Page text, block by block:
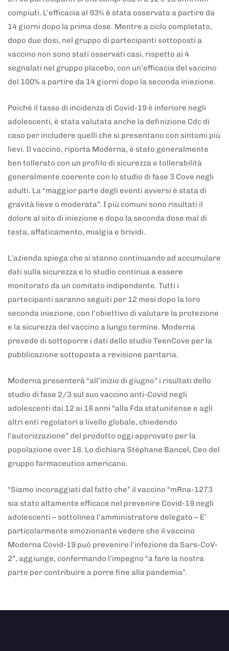
compiuti. L’efficacia al 93% è stata osservata a partire da
14 giorni dopo la prima dose. Mentre a ciclo completato,
dopo due dosi, nel gruppo di partecipanti sottoposti a
vaccino non sono stati osservati casi, rispetto ai 4
segnalati nel gruppo placebo, con un’efficacia del vaccino
del 100% a partire da 14 giorni dopo la seconda iniezione.
Poiché il tasso di incidenza di Covid-19 è inferiore negli
adolescenti, è stata valutata anche la definizione Cdc di
caso per includere quelli che si presentano con sintomi più
lievi. Il vaccino, riporta Moderna, è stato generalmente
ben tollerato con un profilo di sicurezza e tollerabilità
generalmente coerente con lo studio di fase 3 Cove negli
adulti. La “maggior parte degli eventi avversi è stata di
gravità lieve o moderata”. I più comuni sono risultati il
dolore al sito di iniezione e dopo la seconda dose mal di
testa, affaticamento, mialgia e brividi.
L’azienda spiega che si stanno continuando ad accumulare
dati sulla sicurezza e lo studio continua a essere
monitorato da un comitato indipendente. Tutti i
partecipanti saranno seguiti per 12 mesi dopo la loro
seconda iniezione, con l’obiettivo di valutare la protezione
e la sicurezza del vaccino a lungo termine. Moderna
prevede di sottoporre i dati dello studio TeenCove per la
pubblicazione sottoposta a revisione paritaria.
Moderna presenterà “all’inizio di giugno” i risultati dello
studio di fase 2/3 sul suo vaccino anti-Covid negli
adolescenti dai 12 ai 18 anni “alla Fda statunitense e agli
altri enti regolatori a livello globale, chiedendo
l’autorizzazione” del prodotto oggi approvato per la
popolazione over 18. Lo dichiara Stéphane Bancel, Ceo del
gruppo farmaceutico americano.
“Siamo incoraggiati dal fatto che” il vaccino “mRna-1273
sia stato altamente efficace nel prevenire Covid-19 negli
adolescenti – sottolinea l’amministratore delegato – E’
particolarmente emozionante vedere che il vaccino
Moderna Covid-19 può prevenire l’infezione da Sars-CoV-
2”, aggiunge, confermando l’impegno “a fare la nostra
parte per contribuire a porre fine alla pandemia”.